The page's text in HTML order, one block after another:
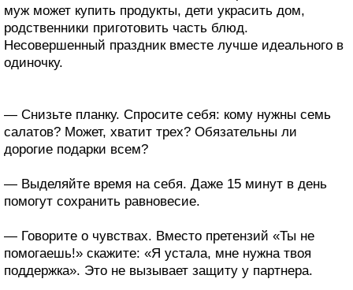
муж может купить продукты, дети украсить дом,
родственники приготовить часть блюд.
Несовершенный праздник вместе лучше идеального в
одиночку.
— Снизьте планку. Спросите себя: кому нужны семь
салатов? Может, хватит трех? Обязательны ли
дорогие подарки всем?
— Выделяйте время на себя. Даже 15 минут в день
помогут сохранить равновесие.
— Говорите о чувствах. Вместо претензий «Ты не
помогаешь!» скажите: «Я устала, мне нужна твоя
поддержка». Это не вызывает защиту у партнера.